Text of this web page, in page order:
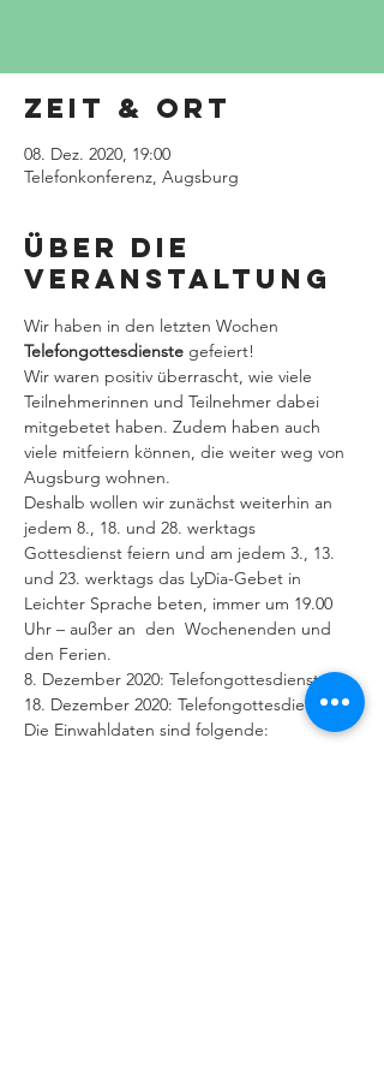
Zeit & Ort
08. Dez. 2020, 19:00
Telefonkonferenz, Augsburg
Über die
Veranstaltung
Wir haben in den letzten Wochen
Telefongottesdienste gefeiert!
Wir waren positiv überrascht, wie viele
Teilnehmerinnen und Teilnehmer dabei
mitgebetet haben. Zudem haben auch
viele mitfeiern können, die weiter weg von
Augsburg wohnen.
Deshalb wollen wir zunächst weiterhin an
jedem 8., 18. und 28. werktags
Gottesdienst feiern und am jedem 3., 13.
und 23. werktags das LyDia-Gebet in
Leichter Sprache beten, immer um 19.00
Uhr – außer an  den  Wochenenden und
den Ferien.
8. Dezember 2020: Telefongottesdienst
18. Dezember 2020: Telefongottesdienst
Die Einwahldaten sind folgende: